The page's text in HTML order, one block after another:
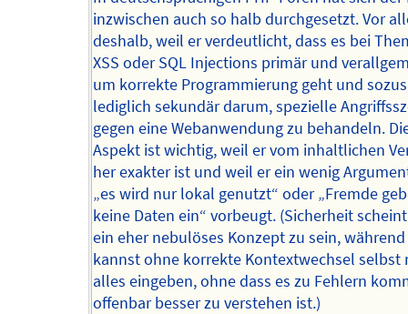
inzwischen auch so halb durchgesetzt. Vor
deshalb, weil er verdeutlicht, dass es bei
XSS oder SQL Injections primär und
um korrekte Programmierung geht und
lediglich sekundär darum, spezielle
gegen eine Webanwendung zu behandeln.
Aspekt ist wichtig, weil er vom inhaltlichen
her exakter ist und weil er ein wenig
„es wird nur lokal genutzt“ oder „Fremde
keine Daten ein“ vorbeugt. (Sicherheit
ein eher nebulöses Konzept zu sein,
kannst ohne korrekte Kontextwechsel selbst
alles eingeben, ohne dass es zu Fehlern
offenbar besser zu verstehen ist.)